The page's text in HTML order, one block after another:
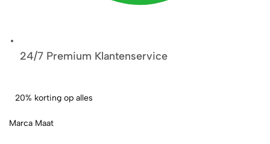
24/7 Premium Klantenservice
20% korting op alles
Marca Maat